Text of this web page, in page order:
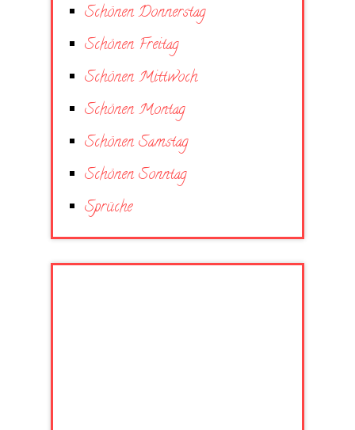
Schönen Donnerstag
Schönen Freitag
Schönen Mittwoch
Schönen Montag
Schönen Samstag
Schönen Sonntag
Sprüche